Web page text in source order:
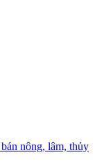
nông, lâm, thủy